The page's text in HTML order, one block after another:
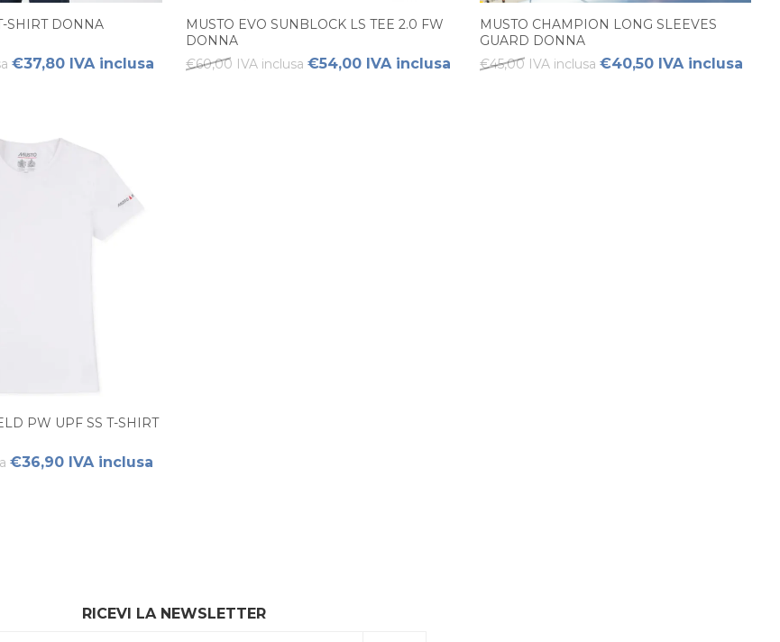
SHIRT DONNA
€37,80 IVA inclusa
MUSTO EVO SUNBLOCK LS TEE 2.0 FW
DONNA
€60,00 IVA inclusa €54,00 IVA inclusa
MUSTO CHAMPION LONG SLEEVES
GUARD DONNA
€45,00 IVA inclusa €40,50 IVA inclusa
PW UPF SS T-SHIRT
€36,90 IVA inclusa
RICEVI LA NEWSLETTER